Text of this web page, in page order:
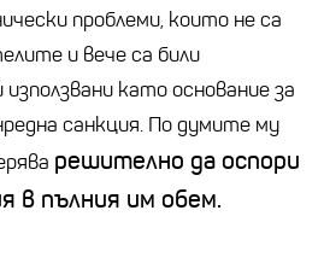
проблеми, които не са
и вече са били
като основание за
санкция. По думите му
решително да оспори
в пълния им обем.